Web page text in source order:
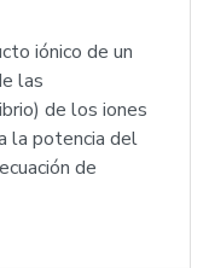
iónico de un
las
de los iones
la potencia del
de